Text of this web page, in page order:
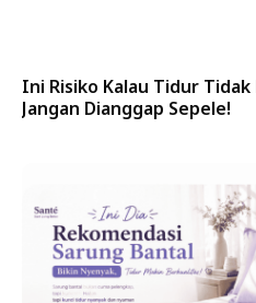
Ini Risiko Kalau Tidur
Jangan Dianggap Sepele!